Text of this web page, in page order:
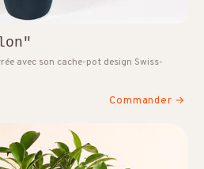
avec son cache-pot design Swiss-
Commander →